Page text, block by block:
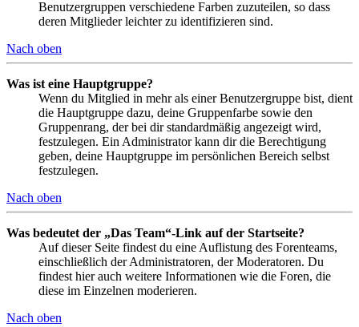
Benutzergruppen verschiedene Farben zuzuteilen, so dass
deren Mitglieder leichter zu identifizieren sind.
Nach oben
Was ist eine Hauptgruppe?
Wenn du Mitglied in mehr als einer Benutzergruppe bist, dient
die Hauptgruppe dazu, deine Gruppenfarbe sowie den
Gruppenrang, der bei dir standardmäßig angezeigt wird,
festzulegen. Ein Administrator kann dir die Berechtigung
geben, deine Hauptgruppe im persönlichen Bereich selbst
festzulegen.
Nach oben
Was bedeutet der „Das Team“-Link auf der Startseite?
Auf dieser Seite findest du eine Auflistung des Forenteams,
einschließlich der Administratoren, der Moderatoren. Du
findest hier auch weitere Informationen wie die Foren, die
diese im Einzelnen moderieren.
Nach oben